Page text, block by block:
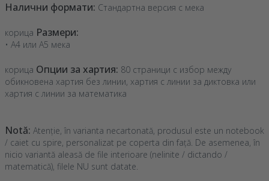
Налични формати: Стандартна версия с мека
корица Размери:
• A4 или A5 мека
корица Опции за хартия: 80 страници с избор между
обикновена хартия без линии, хартия с линии за диктовка или
хартия с линии за математика
Notă: Atenție, în varianta necartonată, produsul este un notebook
/ caiet cu spire, personalizat pe coperta din față. De asemenea, în
nicio variantă aleasă de file interioare (nelinite / dictando /
matematică), filele NU sunt datate.